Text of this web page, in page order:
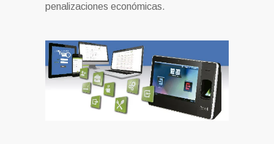
penalizaciones económicas.